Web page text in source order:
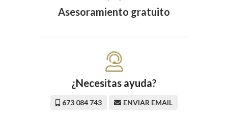
Asesoramiento gratuito
¿Necesitas ayuda?
673 084 743 ENVIAR EMAIL